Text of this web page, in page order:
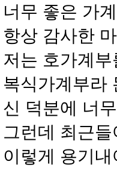
너무 좋은 가
항상 감사한
저는 호가계
복식가계부라
신 덕분에 너
그런데 최근
이렇게 용기